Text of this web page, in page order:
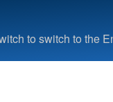
to switch to the